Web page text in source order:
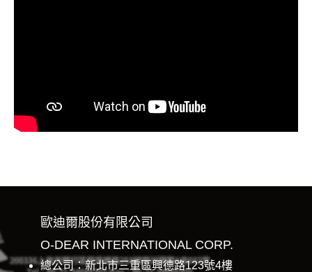
歐迪爾股份有限公司
O-DEAR INTERNATIONAL CORP.
總公司：新北市三重區興德路123號4樓